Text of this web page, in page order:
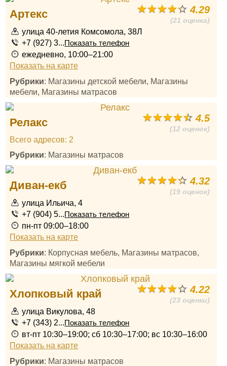
4.29
(21 оценка)
Артекс
улица 40-летия Комсомола, 38Л
+7 (927) 3...Показать телефон
ежедневно, 10:00–21:00
Показать на карте
Рубрики: Магазины детской мебели, Магазины
мебели, Магазины матрасов
4.5
(12 оценок)
Релакс
Всего адресов: 2
Рубрики: Магазины матрасов
4.32
(19 оценок)
Диван-екб
улица Ильича, 4
+7 (904) 5...Показать телефон
пн-пт 09:00–18:00
Показать на карте
Рубрики: Корпусная мебель, Магазины матрасов,
Магазины мягкой мебели
4.22
(23 оценки)
Хлопковый край
улица Викулова, 48
+7 (343) 2...Показать телефон
вт-пт 10:30–19:00; сб 10:30–17:00; вс 10:30–16:00
Показать на карте
Рубрики: Магазины матрасов